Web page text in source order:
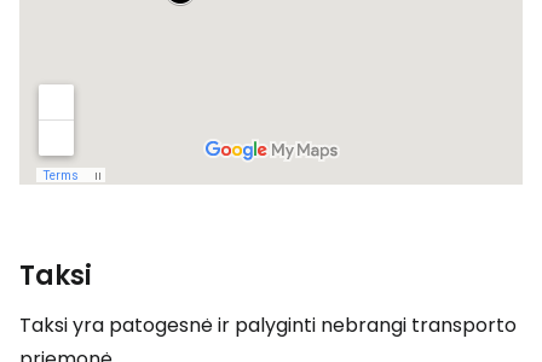
Taksi
Taksi yra patogesnė ir palyginti nebrangi transporto